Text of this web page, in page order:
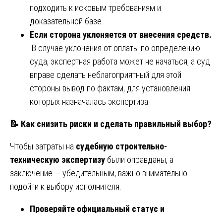
подходить к исковым требованиям и
доказательной базе.
Если сторона уклоняется от внесения средств.
В случае уклонения от оплаты по определению
суда, экспертная работа может не начаться, а суд
вправе сделать неблагоприятный для этой
стороны вывод по фактам, для установления
которых назначалась экспертиза.
📝 Как снизить риски и сделать правильный выбор?
Чтобы затраты на судебную строительно-
техническую экспертизу были оправданы, а
заключение — убедительным, важно внимательно
подойти к выбору исполнителя.
Проверяйте официальный статус и